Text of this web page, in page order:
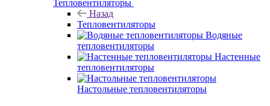
Тепловентиляторы
Назад
Тепловентиляторы
Водяные
тепловентиляторы
Настенные
тепловентиляторы
Настольные тепловентиляторы